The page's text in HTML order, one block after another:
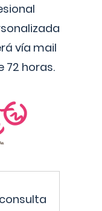
vía mail
72 horas.